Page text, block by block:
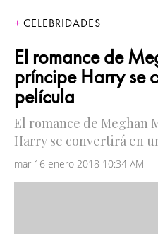
CELEBRIDADES
El romance de
príncipe Harry se
película
El romance de Meghan
Harry se convertirá en
mar 16 enero 2018 10:34 AM